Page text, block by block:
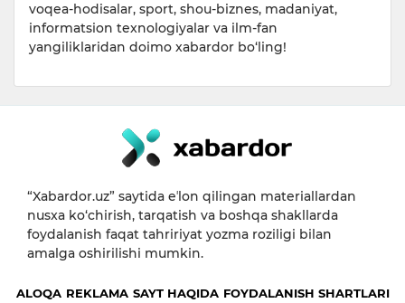
voqea-hodisalar, sport, shou-biznes, madaniyat,
informatsion texnologiyalar va ilm-fan
yangiliklaridan doimo xabardor bo‘ling!
“Xabardor.uz” saytida eʼlon qilingan materiallardan
nusxa ko‘chirish, tarqatish va boshqa shakllarda
foydalanish faqat tahririyat yozma roziligi bilan
amalga oshirilishi mumkin.
ALOQA REKLAMA SAYT HAQIDA FOYDALANISH SHARTLARI